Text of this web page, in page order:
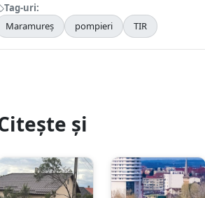
Tag-uri:
Maramureș
pompieri TIR
și